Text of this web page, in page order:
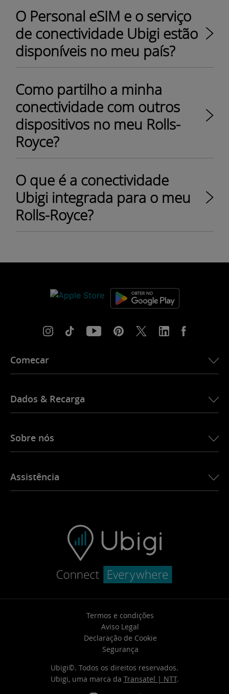
O Personal eSIM e o serviço
de conectividade Ubigi estão
disponíveis no meu país?
Como partilho a minha
conectividade com outros
dispositivos no meu Rolls-
Royce?
O que é a conectividade
Ubigi integrada para o meu
Rolls-Royce?
Comecar
Dados & Recarga
Sobre nós
Actualidades
Assistência
Termos e condições
Aviso Legal
Declaração de Cookie
Segurança
Ubigi©. Todos os direitos reservados.
Ubigi, uma marca da Transatel | NTT.